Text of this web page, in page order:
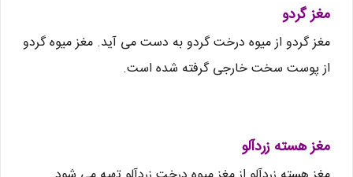
مغز گردو
مغز گردو از میوه درخت گردو به دست می آید. مغز میوه گردو
از پوست سخت خارجی گرفته شده است.
مغز هسته زردآلو